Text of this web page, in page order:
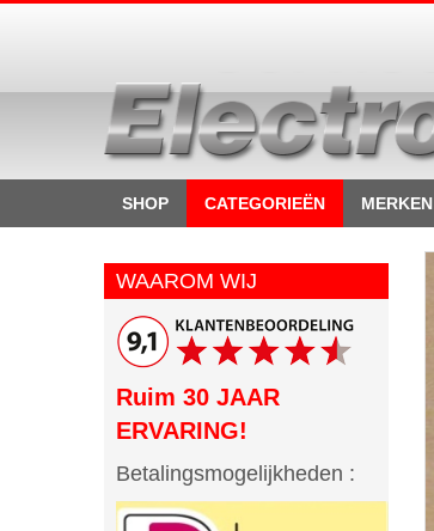
SHOP CATEGORIEËN MERKEN
WAAROM WIJ
Ruim 30 JAAR
ERVARING!
Betalingsmogelijkheden :